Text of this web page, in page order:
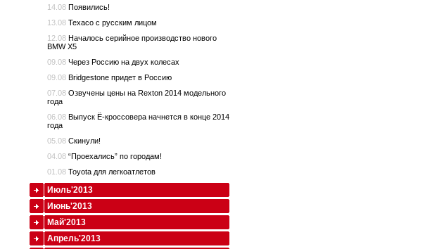
14.08 Появились!
13.08 Texaco с русским лицом
12.08 Началось серийное производство нового
BMW X5
09.08 Через Россию на двух колесах
09.08 Bridgestone придет в Россию
07.08 Озвучены цены на Rexton 2014 модельного
года
06.08 Выпуск Ё-кроссовера начнется в конце 2014
года
05.08 Скинули!
04.08 “Проехались” по городам!
01.08 Toyota для легкоатлетов
Июль'2013
Июнь'2013
Май'2013
Апрель'2013